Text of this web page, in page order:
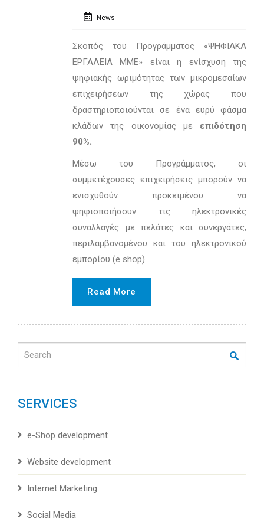
News
Σκοπός του Προγράμματος «ΨΗΦΙΑΚΑ
ΕΡΓΑΛΕΙΑ ΜΜΕ» είναι η ενίσχυση της
ψηφιακής ωριμότητας των μικρομεσαίων
επιχειρήσεων της χώρας που
δραστηριοποιούνται σε ένα ευρύ φάσμα
κλάδων της οικονομίας με επιδότηση
90%.
Μέσω του Προγράμματος, οι
συμμετέχουσες επιχειρήσεις μπορούν να
ενισχυθούν προκειμένου να
ψηφιοποιήσουν τις ηλεκτρονικές
συναλλαγές με πελάτες και συνεργάτες,
περιλαμβανομένου και του ηλεκτρονικού
εμπορίου (e shop).
Read More
SERVICES
e-Shop development
Website development
Internet Marketing
Social Media